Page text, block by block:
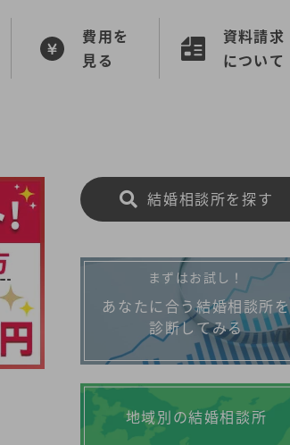
費用を
見る
資料請求
について
結婚相談所を探す
まずはお試し！
あなたに合う結婚相談所を
診断してみる
地域別の結婚相談所